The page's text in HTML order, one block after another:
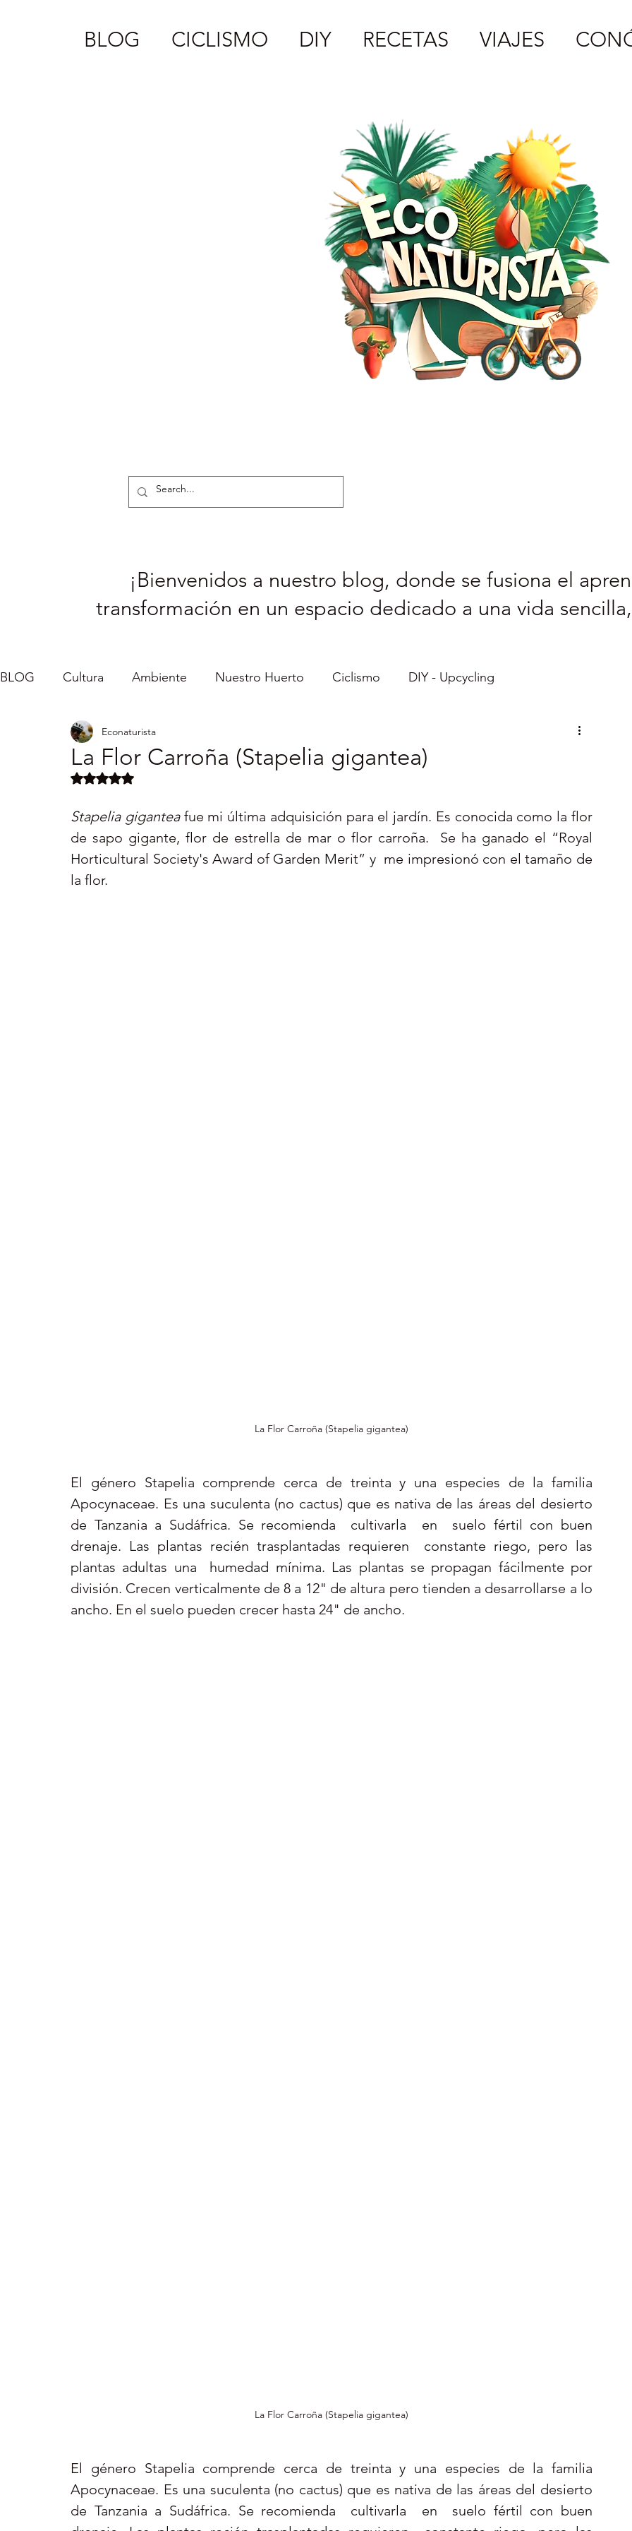
BLOG CICLISMO DIY RECETAS VIAJES
¡Bienvenidos a nuestro blog, donde se fusiona el
transformación en un espacio dedicado a una vida
BLOG Cultura Ambiente Nuestro Huerto Ciclismo DIY - Upcycling
Caroladas - Mi Vida
Servicio Comunitario
La Flor Carroña (Stapelia gigantea)
Econaturista
Obtuvo NaN de 5 estrellas.
Stapelia gigantea fue mi última adquisición para el jardín. Es conocida como la flor
de sapo gigante, flor de estrella de mar o flor carroña.  Se ha ganado el “Royal
Horticultural Society's Award of Garden Merit” y  me impresionó con el tamaño de
la flor.
La Flor Carroña (Stapelia gigantea)
El género Stapelia comprende cerca de treinta y una especies de la familia
Apocynaceae. Es una suculenta (no cactus) que es nativa de las áreas del desierto
de Tanzania a Sudáfrica. Se recomienda  cultivarla  en  suelo fértil con buen
drenaje. Las plantas recién trasplantadas requieren  constante riego, pero las
plantas adultas una  humedad mínima. Las plantas se propagan fácilmente por
división. Crecen verticalmente de 8 a 12" de altura pero tienden a desarrollarse a lo
ancho. En el suelo pueden crecer hasta 24" de ancho.
La Flor Carroña (Stapelia gigantea)
El género Stapelia comprende cerca de treinta y una especies de la familia
Apocynaceae. Es una suculenta (no cactus) que es nativa de las áreas del desierto
de Tanzania a Sudáfrica. Se recomienda  cultivarla  en  suelo fértil con buen